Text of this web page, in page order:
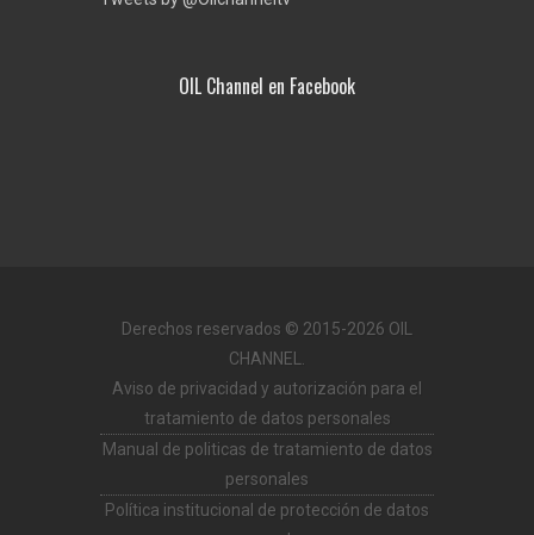
OIL Channel en Facebook
Derechos reservados © 2015-2026 OIL
CHANNEL.
Aviso de privacidad y autorización para el
tratamiento de datos personales
Manual de politicas de tratamiento de datos
personales
Política institucional de protección de datos